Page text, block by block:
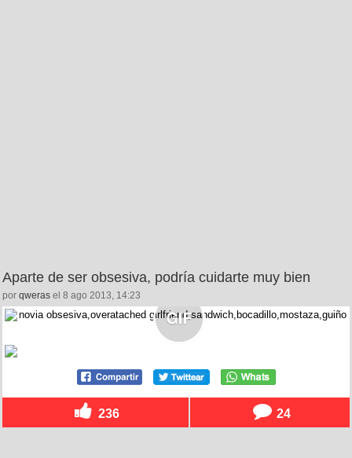
Aparte de ser obsesiva, podría cuidarte muy bien
por qweras el 8 ago 2013, 14:23
236 24